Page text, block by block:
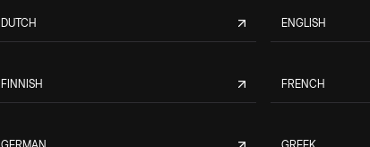
DUTCH ENGLISH
FINNISH FRENCH